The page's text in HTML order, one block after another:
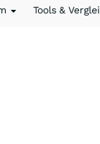
Tools &